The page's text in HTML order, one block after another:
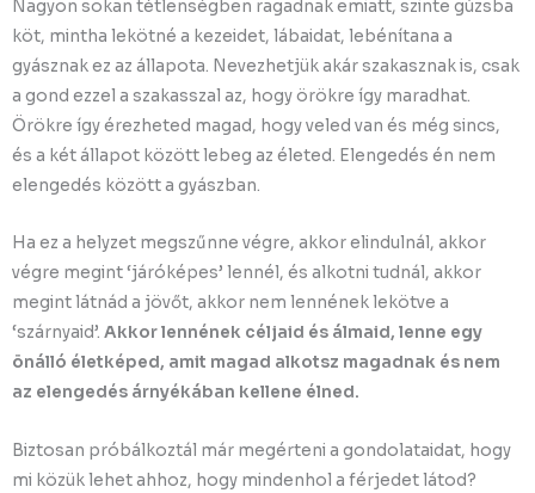
Nagyon sokan tétlenségben ragadnak emiatt, szinte gúzsba
köt, mintha lekötné a kezeidet, lábaidat, lebénítana a
gyásznak ez az állapota. Nevezhetjük akár szakasznak is, csak
a gond ezzel a szakasszal az, hogy örökre így maradhat.
Örökre így érezheted magad, hogy veled van és még sincs,
és a két állapot között lebeg az életed. Elengedés én nem
elengedés között a gyászban.
Ha ez a helyzet megszűnne végre, akkor elindulnál, akkor
végre megint ‘járóképes’ lennél, és alkotni tudnál, akkor
megint látnád a jövőt, akkor nem lennének lekötve a
‘szárnyaid’. Akkor lennének céljaid és álmaid, lenne egy
önálló életképed, amit magad alkotsz magadnak és nem
az elengedés árnyékában kellene élned.
Biztosan próbálkoztál már megérteni a gondolataidat, hogy
mi közük lehet ahhoz, hogy mindenhol a férjedet látod?